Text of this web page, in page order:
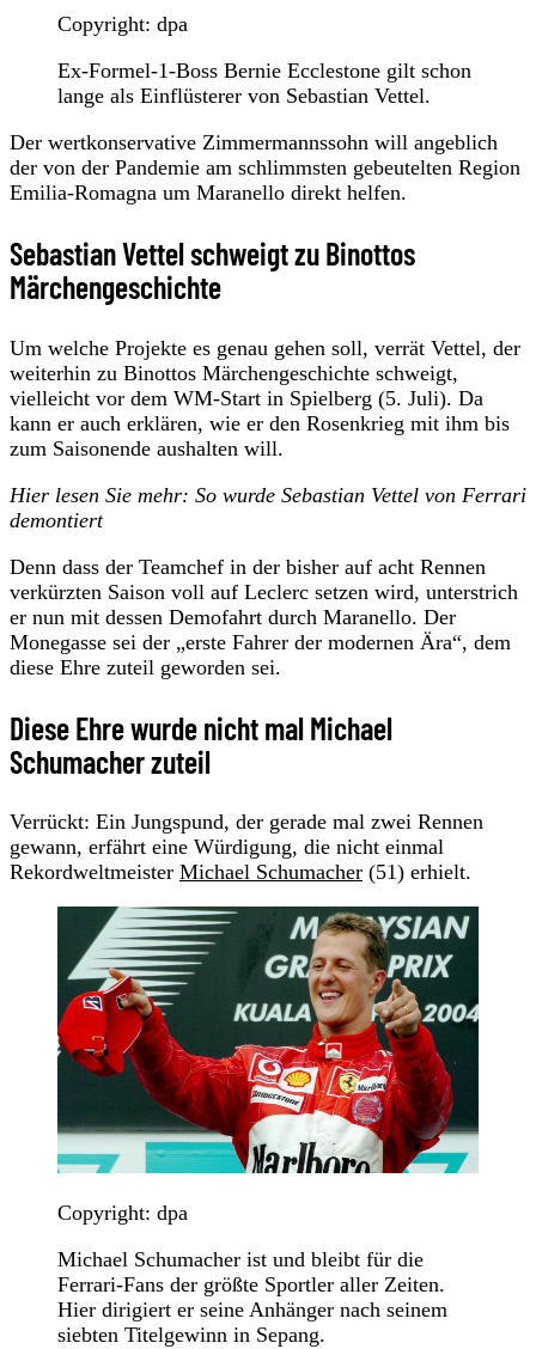
Copyright: dpa
Ex-Formel-1-Boss Bernie Ecclestone gilt schon
lange als Einflüsterer von Sebastian Vettel.
Der wertkonservative Zimmermannssohn will angeblich
der von der Pandemie am schlimmsten gebeutelten Region
Emilia-Romagna um Maranello direkt helfen.
Sebastian Vettel schweigt zu Binottos
Märchengeschichte
Um welche Projekte es genau gehen soll, verrät Vettel, der
weiterhin zu Binottos Märchengeschichte schweigt,
vielleicht vor dem WM-Start in Spielberg (5. Juli). Da
kann er auch erklären, wie er den Rosenkrieg mit ihm bis
zum Saisonende aushalten will.
Hier lesen Sie mehr: So wurde Sebastian Vettel von Ferrari
demontiert
Denn dass der Teamchef in der bisher auf acht Rennen
verkürzten Saison voll auf Leclerc setzen wird, unterstrich
er nun mit dessen Demofahrt durch Maranello. Der
Monegasse sei der „erste Fahrer der modernen Ära“, dem
diese Ehre zuteil geworden sei.
Diese Ehre wurde nicht mal Michael
Schumacher zuteil
Verrückt: Ein Jungspund, der gerade mal zwei Rennen
gewann, erfährt eine Würdigung, die nicht einmal
Rekordweltmeister Michael Schumacher (51) erhielt.
Copyright: dpa
Michael Schumacher ist und bleibt für die
Ferrari-Fans der größte Sportler aller Zeiten.
Hier dirigiert er seine Anhänger nach seinem
siebten Titelgewinn in Sepang.